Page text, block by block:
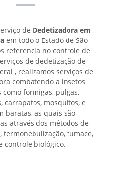
de Dedetizadora em
em todo o Estado de São
referencia no controle de
de dedetização de
, realizamos serviços de
combatendo a insetos
como formigas, pulgas,
carrapatos, mosquitos, e
baratas, as quais são
através dos métodos de
termonebulização, fumace,
controle biológico.